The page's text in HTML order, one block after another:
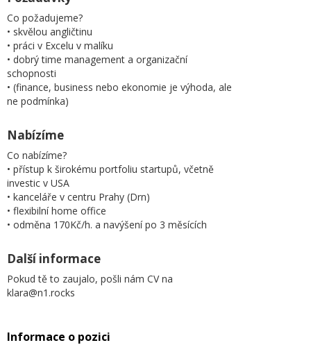
Co požadujeme?
• skvělou angličtinu
• práci v Excelu v malíku
• dobrý time management a organizační
schopnosti
• (finance, business nebo ekonomie je výhoda, ale
ne podmínka)
Nabízíme
Co nabízíme?
• přístup k širokému portfoliu startupů, včetně
investic v USA
• kanceláře v centru Prahy (Drn)
• flexibilní home office
• odměna 170Kč/h. a navýšení po 3 měsících
Další informace
Pokud tě to zaujalo, pošli nám CV na
klara@n1.rocks
Informace o pozici